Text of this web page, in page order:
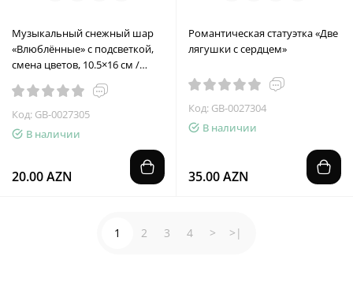
Музыкальный снежный шар
«Влюблённые» с подсветкой,
смена цветов, 10.5×16 см /
Голубой чемодан
Код: GB-0027305
В наличии
20.00 AZN
Романтическая статуэтка «Две
лягушки с сердцем»
Код: GB-0027304
В наличии
35.00 AZN
1 2 3 4 > >|